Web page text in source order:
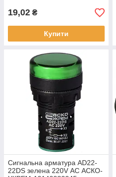
19,02 ₴
Купити
Сигнальна арматура AD22-
22DS зелена 220V АC АСКО-